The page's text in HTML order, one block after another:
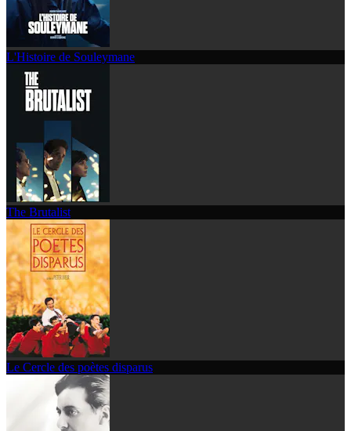
L'Histoire de Souleymane
The Brutalist
Le Cercle des poètes disparus